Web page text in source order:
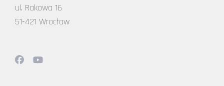
ul. Rakowa 16
51-421 Wrocław